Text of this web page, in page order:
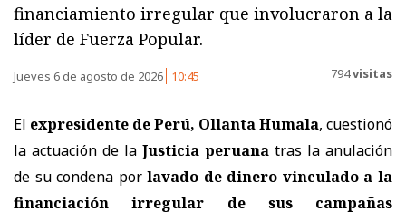
financiamiento irregular que involucraron a la
líder de Fuerza Popular.
Jueves 6 de agosto de 2026 10:45 794visitas
El expresidente de Perú, Ollanta Humala, cuestionó
la actuación de la Justicia peruana tras la anulación
de su condena porlavado de dinero vinculado a la
financiación irregular de sus campañas